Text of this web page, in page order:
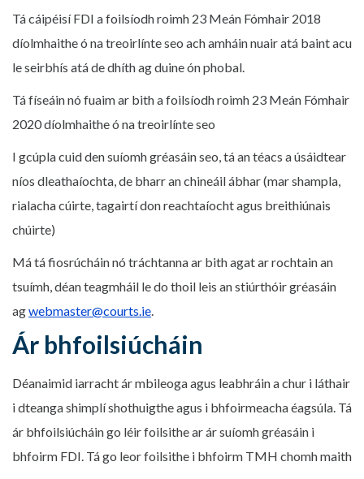
Tá cáipéisí FDI a foilsíodh roimh 23 Meán Fómhair 2018
díolmhaithe ó na treoirlínte seo ach amháin nuair atá baint acu
le seirbhís atá de dhíth ag duine ón phobal.
Tá físeáin nó fuaim ar bith a foilsíodh roimh 23 Meán Fómhair
2020 díolmhaithe ó na treoirlínte seo
I gcúpla cuid den suíomh gréasáin seo, tá an téacs a úsáidtear
níos dleathaíochta, de bharr an chineáil ábhar (mar shampla,
rialacha cúirte, tagairtí don reachtaíocht agus breithiúnais
chúirte)
Má tá fiosrúcháin nó tráchtanna ar bith agat ar rochtain an
tsuímh, déan teagmháil le do thoil leis an stiúrthóir gréasáin
agwebmaster@courts.ie
Ár bhfoilsiúcháin
Déanaimid iarracht ár mbileoga agus leabhráin a chur i láthair
i dteanga shimplí shothuigthe agus i bhfoirmeacha éagsúla. Tá
ár bhfoilsiúcháin go léir foilsithe ar ár suíomh gréasáin i
bhfoirm FDI. Tá go leor foilsithe i bhfoirm TMH chomh maith